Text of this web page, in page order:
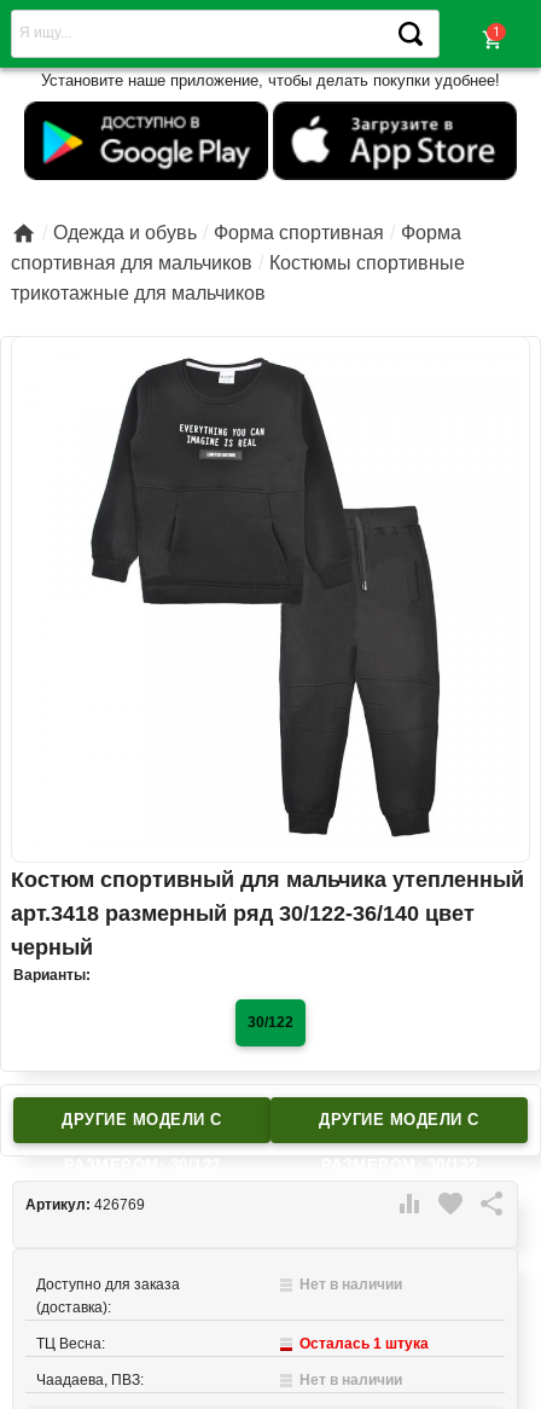
shopping_cart
Установите наше приложение, чтобы делать покупки удобнее!
 Одежда и обувь Форма спортивная
Форма
спортивная для мальчиков
Костюмы спортивные
трикотажные для мальчиков
Костюм спортивный для мальчика утепленный
арт.3418 размерный ряд 30/122-36/140 цвет
черный
Варианты:
30/122
ДРУГИЕ МОДЕЛИ C ДРУГИЕ МОДЕЛИ C
 favorite 
Артикул: 426769
Доступно для заказа
(доставка):
Нет в наличии
ТЦ Весна: Осталась 1 штука
Чаадаева, ПВЗ: Нет в наличии